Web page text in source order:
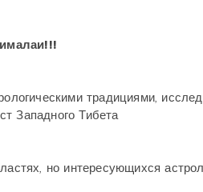
!!!
традициями,
Западного Тибета
но интересующихся